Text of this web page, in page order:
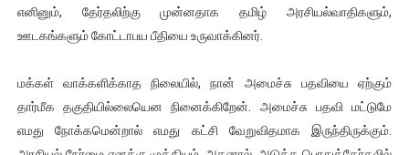
எனினும், தேர்தலிற்கு முன்னதாக தமிழ் அரசியல்வாதிகளும்,
ஊடகங்களும் கோட்டாபய பீதியை உருவாக்கினர்.
மக்கள் வாக்களிக்காத நிலையில், நான் அமைச்சு பதவியை ஏற்கும்
தார்மீக தகுதியில்லையென நினைக்கிறேன். அமைச்சு பதவி மட்டுமே
எமது நோக்கமென்றால் எமது கட்சி வேறுவிதமாக இருந்திருக்கும்.